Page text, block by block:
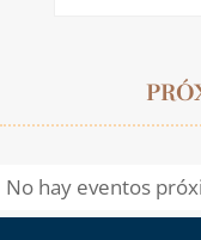
No hay eventos